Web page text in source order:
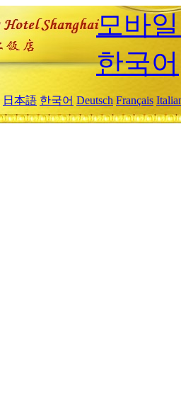
모바
한국어
日本語 한국어 Deutsch Français